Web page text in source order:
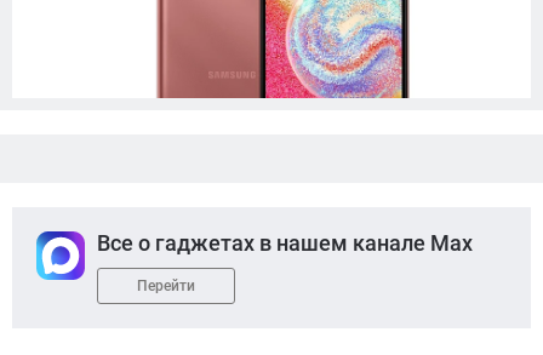
Все о гаджетах в нашем канале Max
Перейти